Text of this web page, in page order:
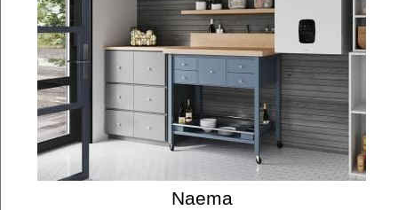
Naema